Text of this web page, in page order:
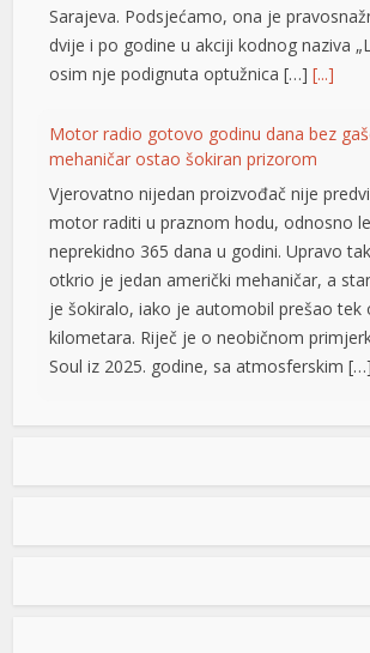
Sarajeva. Podsjećamo, ona je
dvije i po godine u akciji kodnog naziva
osim nje podignuta optužnica […][...]
Motor radio gotovo godinu dana bez
mehaničar ostao šokiran prizorom
Vjerovatno nijedan proizvođač nije
motor raditi u praznom hodu, odnosno
neprekidno 365 dana u godini. Upravo
otkrio je jedan američki mehaničar, a
je šokiralo, iako je automobil prešao tek
kilometara. Riječ je o neobičnom
Soul iz 2025. godine, sa atmosferskim
Rad objavljen u Harvardovom pravnom
Visoki predstavnik u BiH nije nikad bio
niti prema ostalim pravni dokumentima
koje je nametao, pozivajući se na